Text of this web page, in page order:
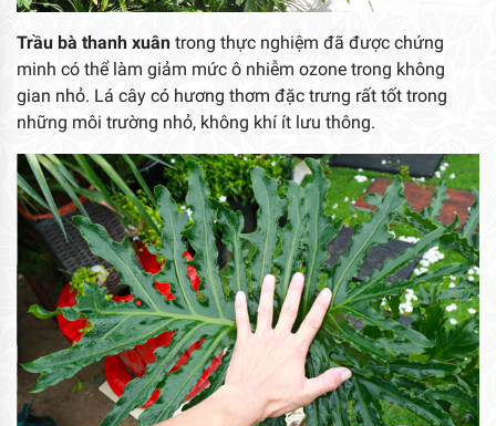
Trầu bà thanh xuân trong thực nghiệm đã được chứng
minh có thể làm giảm mức ô nhiễm ozone trong không
gian nhỏ. Lá cây có hương thơm đặc trưng rất tốt trong
những môi trường nhỏ, không khí ít lưu thông.